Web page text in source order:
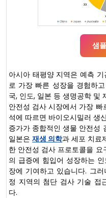
샘
아시아 태평양 지역은 예측 기
로 가장 빠른 성장을 경험하
국, 인도, 일본 등 생명공학 및
안전성 검사 시장에서 가장
석에 따르면 바이오시밀러 생
증가가 종합적인 생물 안전성
일본은재생 의학과 세포 치료
한 안전성 검사 프로토콜을
의 급증에 힘입어 성장하는
장에 기여하고 있습니다. 그
정 지역의 첨단 검사 기술 접
다.